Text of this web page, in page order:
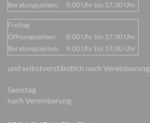
Beratungszeiten:
9:00 Uhr bis 17:30 Uhr
Freitag
Öffnungszeiten:
8:00 Uhr bis 17:30 Uhr
Beratungszeiten:
9:00 Uhr bis 17:00 Uhr
und selbstverständlich nach Vereinbarung
Samstag
nach Vereinbarung